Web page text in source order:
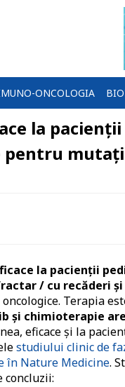
ONCOLOGIA
la
la pacienţii
/ cu recăderi
Terapia
şi chimioterapie
eficace și la
studiului clinic de
în Nature Medicine.
concluzii: